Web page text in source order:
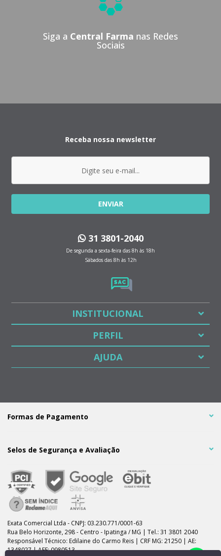
Siga a Central Farma nas Redes
Sociais
Receba nossa newsletter
ENVIAR
31 3801-2040
De segunda a sexta-feira das 8h às 18h
Sábados das 8h às 12h
INSTITUCIONAL
PERFIL
AJUDA
Formas de Pagamento
Selos de Segurança e Avaliação
Exata Comercial Ltda - CNPJ: 03.230.771/0001-63
Rua Belo Horizonte, 298 - Centro - Ipatinga / MG | Tel.: 31 3801 2040
Responsável Técnico: Edilaine do Carmo Reis | CRF MG: 21250 | AE:
1348027 | AFE: 0980513